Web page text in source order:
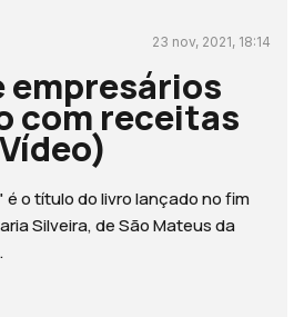
23 nov, 2021, 18:14
empresários
com receitas
é o título do livro lançado no fim
Silveira, de São Mateus da